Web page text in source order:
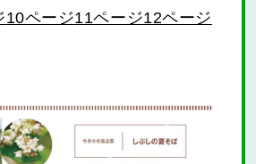
10ページ11ページ12ページ